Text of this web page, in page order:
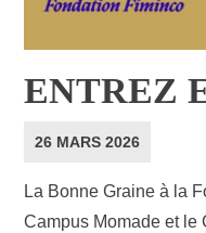
ENTREZ
26 MARS 2026
La Bonne Graine à la
Campus Momade et le